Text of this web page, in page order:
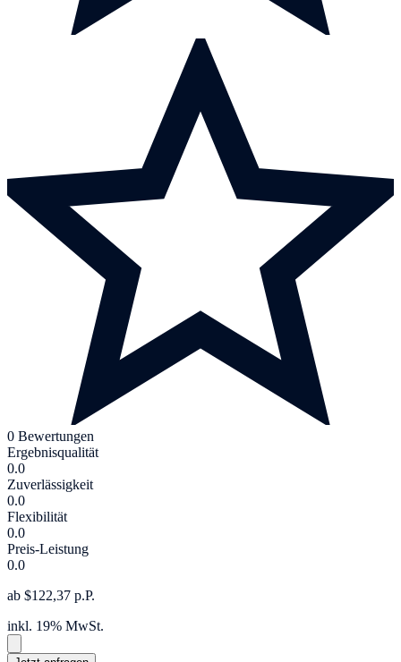
0 Bewertungen
Ergebnisqualität
0.0
Zuverlässigkeit
0.0
Flexibilität
0.0
Preis-Leistung
0.0
ab $122,37 p.P.
inkl. 19% MwSt.